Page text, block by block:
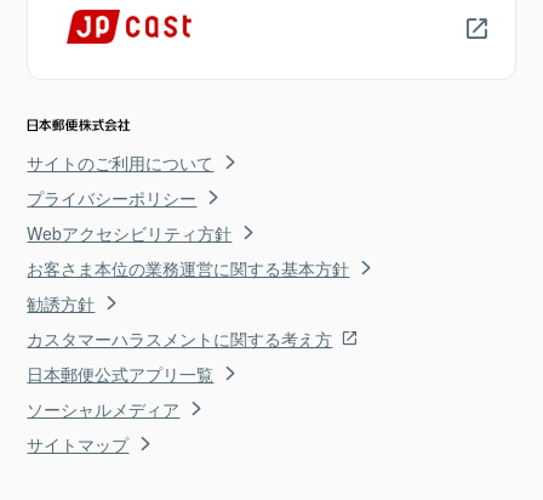
サイトのご利用について
プライバシーポリシー
Webアクセシビリティ方針
お客さま本位の業務運営に関する基本方針
勧誘方針
カスタマーハラスメントに関する考え方
日本郵便公式アプリ一覧
ソーシャルメディア
サイトマップ